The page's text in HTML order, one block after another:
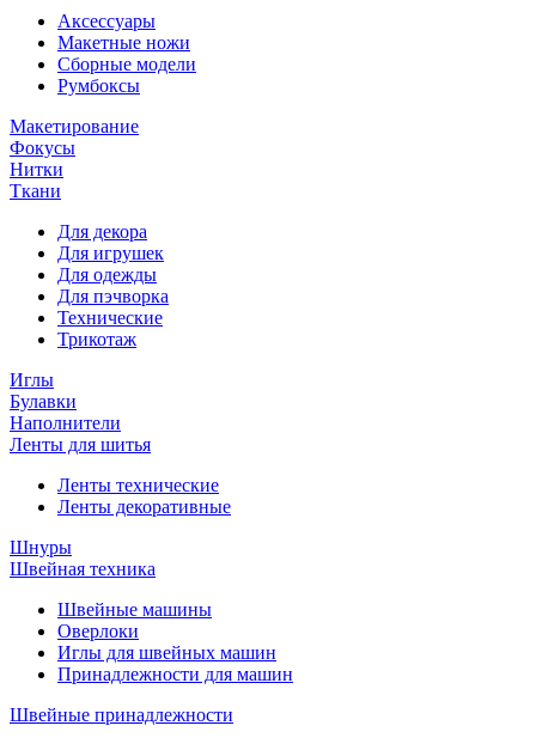
Аксессуары
Макетные ножи
Сборные модели
Румбоксы
Макетирование
Фокусы
Нитки
Ткани
Для декора
Для игрушек
Для одежды
Для пэчворка
Технические
Трикотаж
Иглы
Булавки
Наполнители
Ленты для шитья
Ленты технические
Ленты декоративные
Шнуры
Швейная техника
Швейные машины
Оверлоки
Иглы для швейных машин
Принадлежности для машин
Швейные принадлежности